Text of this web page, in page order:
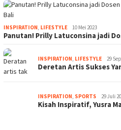
INSPIRATION, LIFESTYLE 10 Mei 2023
Panutan! Prilly Latuconsina jadi
INSPIRATION, LIFESTYLE 29
Deretan Artis Sukses
INSPIRATION, SPORTS 29 Juli
Kisah Inspiratif, Yusra